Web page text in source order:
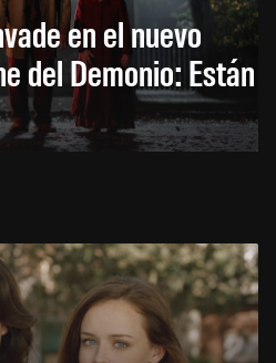
en el nuevo
del Demonio: Están